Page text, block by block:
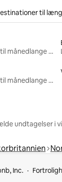
til
Lejeboliger til månedlange ophold
Lejeboliger til månedlange ophold
undtagelser i
Inc.